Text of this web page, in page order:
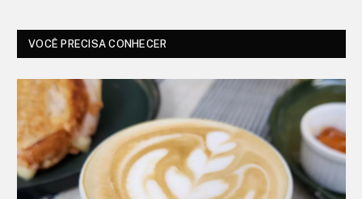
VOCÊ PRECISA CONHECER